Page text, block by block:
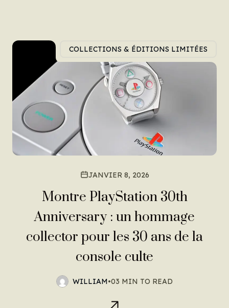
COLLECTIONS & ÉDITIONS LIMITÉES
JANVIER 8, 2026
Montre PlayStation 30th
Anniversary : un hommage
collector pour les 30 ans de la
console culte
WILLIAM•03 MIN TO READ